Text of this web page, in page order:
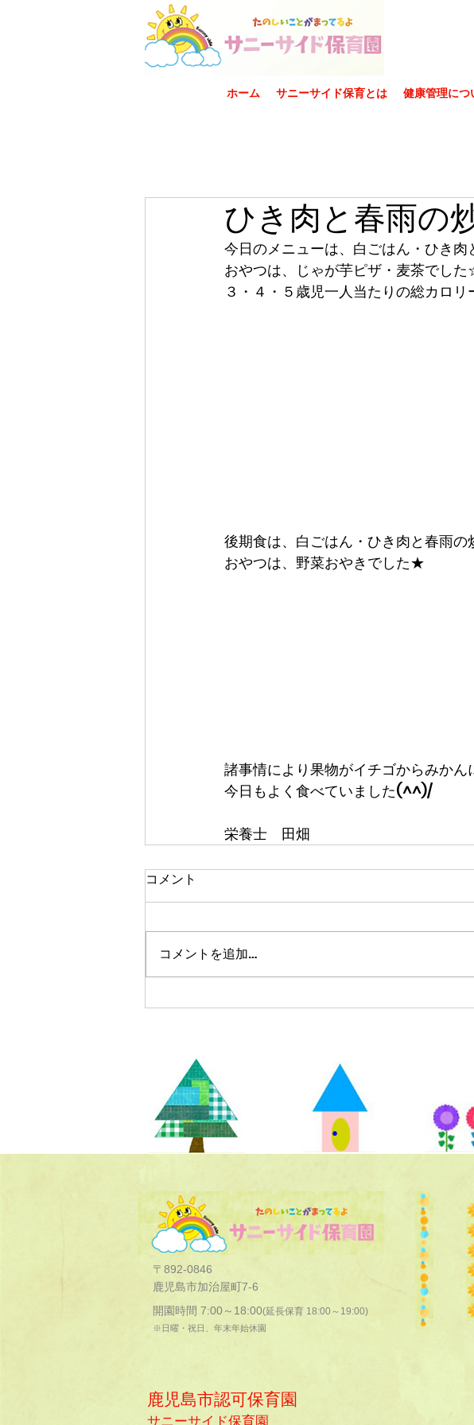
ホーム サニーサイド保育とは 健康管理につ
ひき肉と春雨の
今日のメニューは、白ごはん・ひき
おやつは、じゃが芋ピザ・麦茶でし
３・４・５歳児一人当たりの総カロ
後期食は、白ごはん・ひき肉と春雨
おやつは、野菜おやきでした★
諸事情により果物がイチゴからみかん
今日もよく食べていました(^^)/
栄養士　田畑
コメント
コメントを追加…
〒892-0846
鹿児島市加治屋町7-6
開園時間 7:00～18:00(延長保育 18:00～19:00)
※日曜・祝日、年末年始休園
鹿児島市認可保育園
サニーサイド保育園